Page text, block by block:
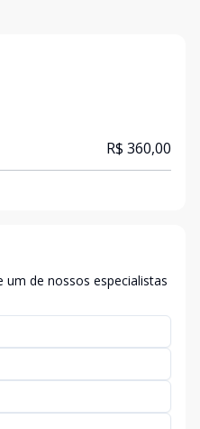
R$ 360,00
um de nossos especialistas